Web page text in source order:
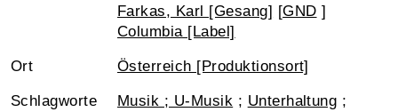
Farkas, Karl [Gesang] [GND ]
Columbia [Label]
Ort Österreich [Produktionsort]
Schlagworte Musik ; U-Musik ; Unterhaltung ;